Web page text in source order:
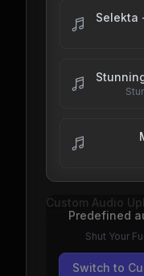
Predefined
Shut Your
Switch to
Custom Audio